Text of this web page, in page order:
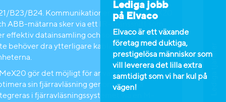
Lediga tjänster
Lediga jobb
på Elvaco
Elvaco är ett växande
företag med duktiga,
prestigelösa människor som
vill leverera det lilla extra
samtidigt som vi har kul på
vägen!
B23/B24. Kommunikationen mellan CMeX20
ABB-mätarna sker via ett IR-gränssnitt som
effektiv datainsamling och som gör att man
behöver dra ytterligare kablar mellan
gör det möjligt för användare att
sin fjärravläsning genom att data
i fjärravläsningssystemet via en M-